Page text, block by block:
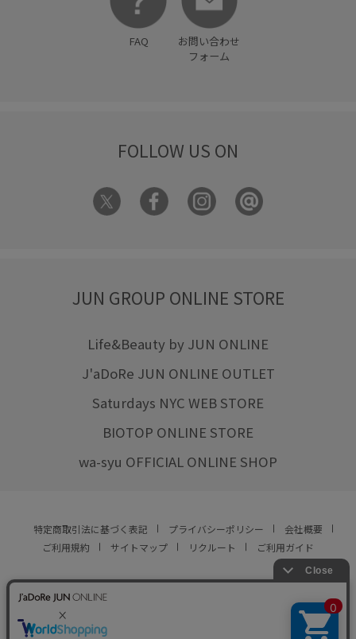
FAQ
お問い合わせ
フォーム
FOLLOW US ON
JUN GROUP ONLINE STORE
Life&Beauty by JUN ONLINE
J'aDoRe JUN ONLINE OUTLET
Saturdays NYC WEB STORE
BIOTOP ONLINE STORE
wa-syu OFFICIAL ONLINE SHOP
特定商取引法に基づく表記 プライバシーポリシー
会社概要
ご利用規約
サイトマップ リクルート ご利用ガイド
© JUN CO.,LTD. ALL RIGHTS RESERVED.